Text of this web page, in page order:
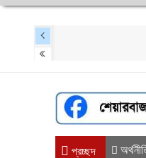
প্রচ্ছদ